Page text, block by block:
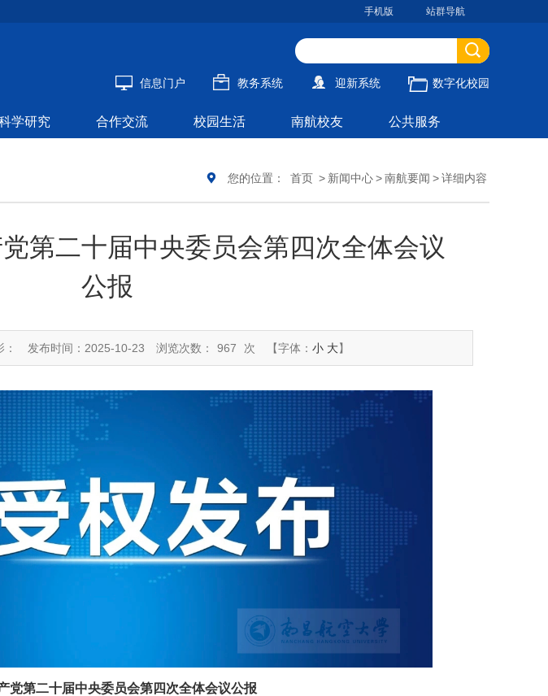
手机版 站群导航
信息门户 教务系统 迎新系统 数字化校园
学研究 合作交流 校园生活 南航校友 公共服务
您的位置： 首页 > 新闻中心>南航要闻 >详细内容
党第二十届中央委员会第四次全体会议
公报
： 发布时间：2025-10-23 浏览次数： 967 次 【字体： 小 大】
党第二十届中央委员会第四次全体会议公报